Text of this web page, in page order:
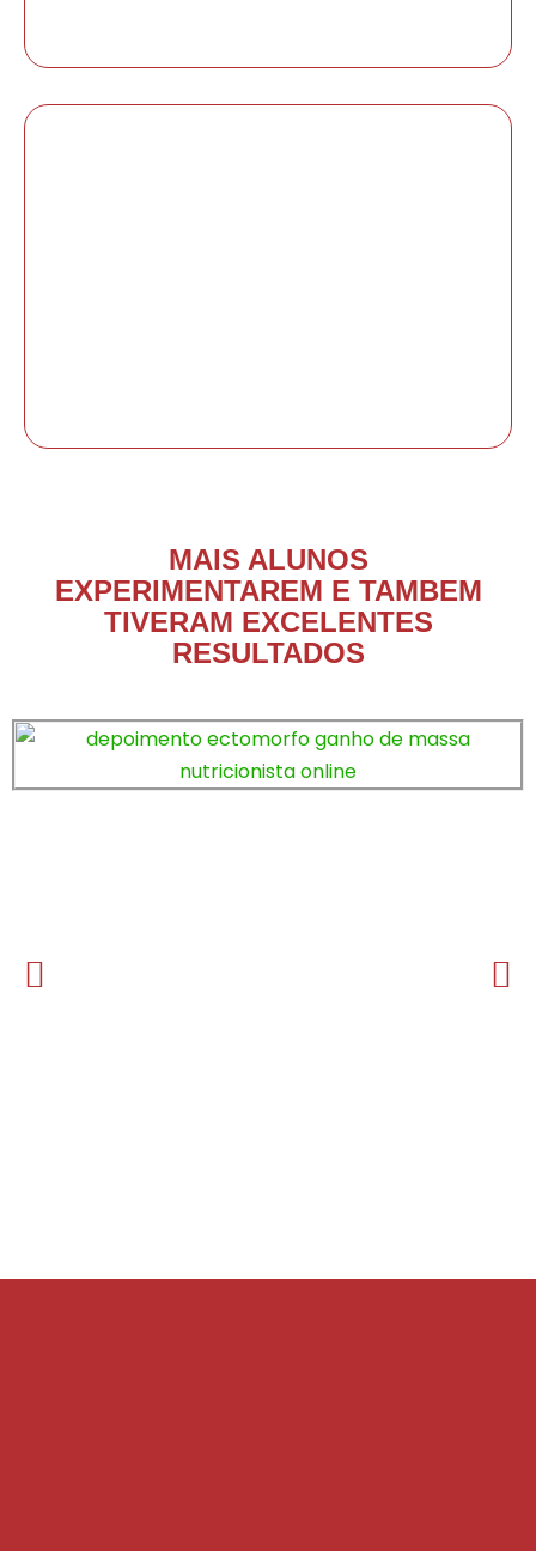
MAIS ALUNOS
EXPERIMENTAREM E TAMBEM
TIVERAM EXCELENTES
RESULTADOS